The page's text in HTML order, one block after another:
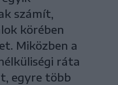
számít,
körében
Miközben a
ráta
egyre több